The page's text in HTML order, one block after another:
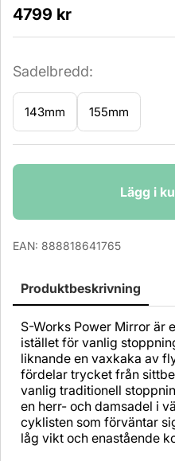
4799 kr
Sadelbredd:
143mm 155mm
Lägg i
EAN: 888818641765
Produktbeskrivning
S-Works Power Mirror är
istället för vanlig
liknande en vaxkaka av
fördelar trycket från
vanlig traditionell
en herr- och damsadel i
cyklisten som förväntar
låg vikt och enastående